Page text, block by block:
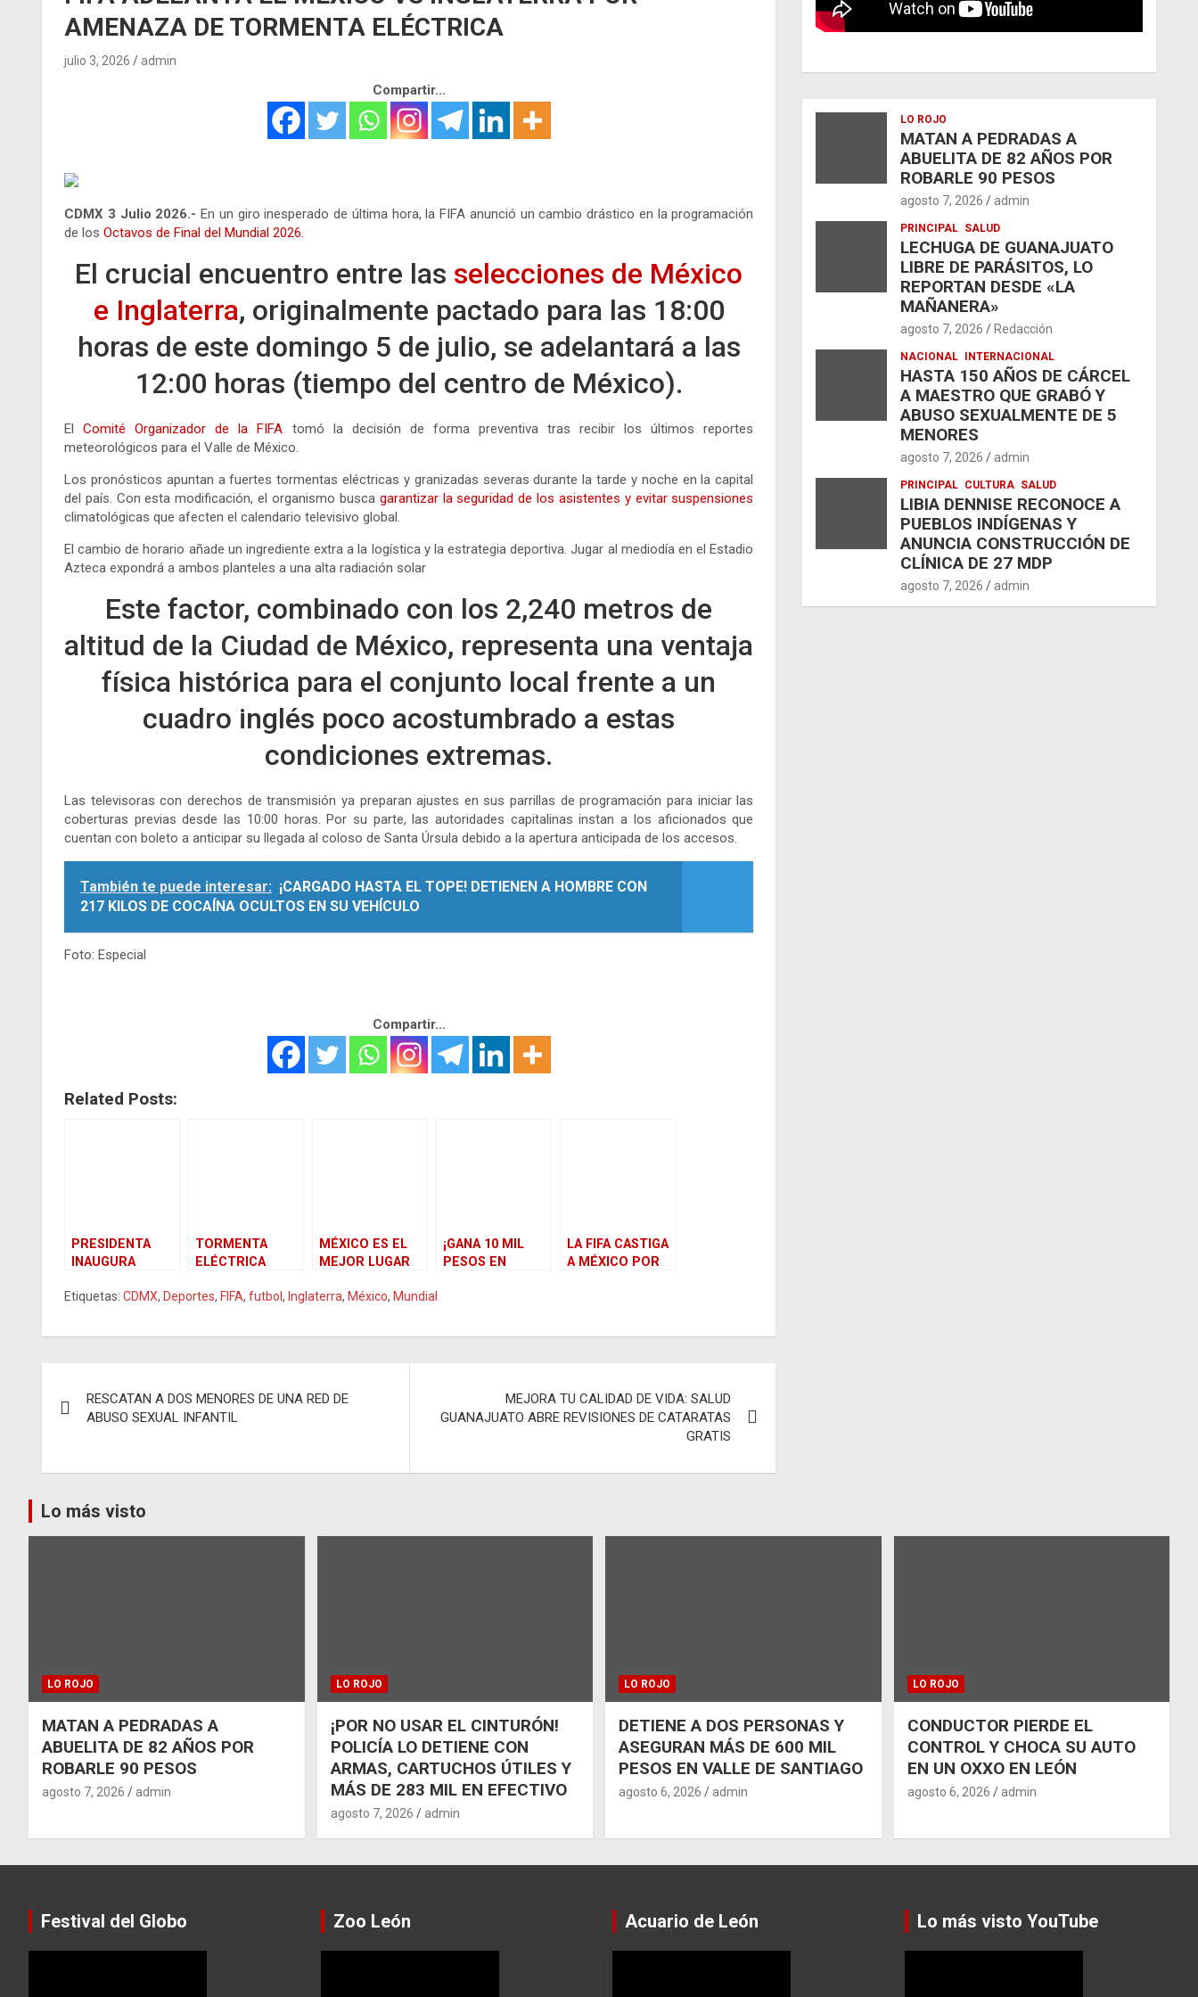
AMENAZA DE TORMENTA ELÉCTRICA
julio 3, 2026 admin
Compartir...
CDMX 3 Julio 2026.- En un giro inesperado de última hora, la FIFA anunció un cambio drástico en la programación
de los Octavos de Final del Mundial 2026.
El crucial encuentro entre las selecciones de México
e Inglaterra, originalmente pactado para las 18:00
horas de este domingo 5 de julio, se adelantará a las
12:00 horas (tiempo del centro de México).
ElComité Organizador de la FIFA tomó la decisión de forma preventiva tras recibir los últimos reportes
meteorológicos para el Valle de México.
Los pronósticos apuntan a fuertes tormentas eléctricas y granizadas severas durante la tarde y noche en la capital
del país. Con esta modificación, el organismo buscagarantizar la seguridad de los asistentes y evitar suspensiones
climatológicas que afecten el calendario televisivo global.
El cambio de horario añade un ingrediente extra a la logística y la estrategia deportiva. Jugar al mediodía en el Estadio
Azteca expondrá a ambos planteles a una alta radiación solar
Este factor, combinado con los 2,240 metros de
altitud de la Ciudad de México, representa una ventaja
física histórica para el conjunto local frente a un
cuadro inglés poco acostumbrado a estas
condiciones extremas.
Las televisoras con derechos de transmisión ya preparan ajustes en sus parrillas de programación para iniciar las
coberturas previas desde las 10:00 horas. Por su parte, las autoridades capitalinas instan a los aficionados que
cuentan con boleto a anticipar su llegada al coloso de Santa Úrsula debido a la apertura anticipada de los accesos.
También te puede interesar: ¡CARGADO HASTA EL TOPE! DETIENEN A HOMBRE CON
217 KILOS DE COCAÍNA OCULTOS EN SU VEHÍCULO
Foto: Especial
Compartir...
Related Posts:
PRESIDENTA
INAUGURA
MOSCAS
CHIAPAS
TORMENTA
ELÉCTRICA
CANCELAR
DE FUERZAS
MÉXICO ES EL
MEJOR LUGAR
ALTAGRACIA
¡GANA 10 MIL
PESOS EN
CONCURSO DE
LA FIFA CASTIGA
A MÉXICO POR
Etiquetas: CDMX, Deportes, FIFA, futbol , Inglaterra, México, Mundial
de
RESCATAN A DOS MENORES DE UNA RED DE
ABUSO SEXUAL INFANTIL
MEJORA TU CALIDAD DE VIDA: SALUD
GUANAJUATO ABRE REVISIONES DE CATARATAS
GRATIS
LO ROJO
MATAN A PEDRADAS A
ABUELITA DE 82 AÑOS POR
ROBARLE 90 PESOS
agosto 7, 2026 admin
PRINCIPAL SALUD
LECHUGA DE GUANAJUATO
LIBRE DE PARÁSITOS, LO
REPORTAN DESDE «LA
MAÑANERA»
agosto 7, 2026 Redacción
NACIONAL INTERNACIONAL
HASTA 150 AÑOS DE CÁRCEL
A MAESTRO QUE GRABÓ Y
ABUSO SEXUALMENTE DE 5
MENORES
agosto 7, 2026 admin
PRINCIPAL CULTURA SALUD
LIBIA DENNISE RECONOCE A
PUEBLOS INDÍGENAS Y
ANUNCIA CONSTRUCCIÓN DE
CLÍNICA DE 27 MDP
agosto 7, 2026 admin
Lo más visto
LO ROJO
MATAN A PEDRADAS A
ABUELITA DE 82 AÑOS POR
ROBARLE 90 PESOS
agosto 7, 2026 admin
LO ROJO
¡POR NO USAR EL CINTURÓN!
POLICÍA LO DETIENE CON
ARMAS, CARTUCHOS ÚTILES Y
MÁS DE 283 MIL EN EFECTIVO
agosto 7, 2026 admin
LO ROJO
DETIENE A DOS PERSONAS Y
ASEGURAN MÁS DE 600 MIL
PESOS EN VALLE DE SANTIAGO
agosto 6, 2026 admin
LO ROJO
CONDUCTOR PIERDE EL
CONTROL Y CHOCA SU AUTO
EN UN OXXO EN LEÓN
agosto 6, 2026 admin
Festival del Globo Zoo León Acuario de León Lo más visto YouTube